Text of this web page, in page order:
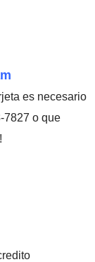
es necesario
7827 o que